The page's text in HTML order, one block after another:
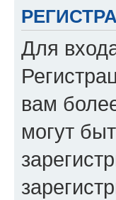
Для
вам
могут